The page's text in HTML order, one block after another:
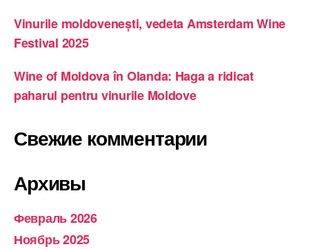
Vinurile moldovenești, vedeta Amsterdam Wine
Festival 2025
Wine of Moldova în Olanda: Haga a ridicat
paharul pentru vinurile Moldove
Свежие комментарии
Архивы
Февраль 2026
Ноябрь 2025